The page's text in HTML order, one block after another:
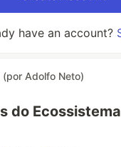
have an account?
(por Adolfo Neto)
do